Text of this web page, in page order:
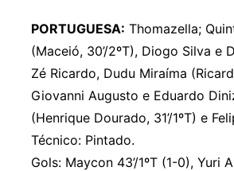
PORTUGUESA: Thomazella;
(Maceió, 30’/2ºT), Diogo Silva e
Zé Ricardo, Dudu Miraíma
Giovanni Augusto e Eduardo
(Henrique Dourado, 31’/1ºT) e
Técnico: Pintado.
Gols: Maycon 43’/1ºT (1-0), Yuri